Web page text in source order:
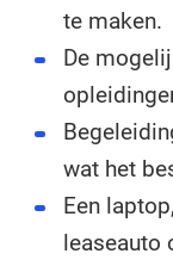
te maken.
De
wat het
Een
leaseauto